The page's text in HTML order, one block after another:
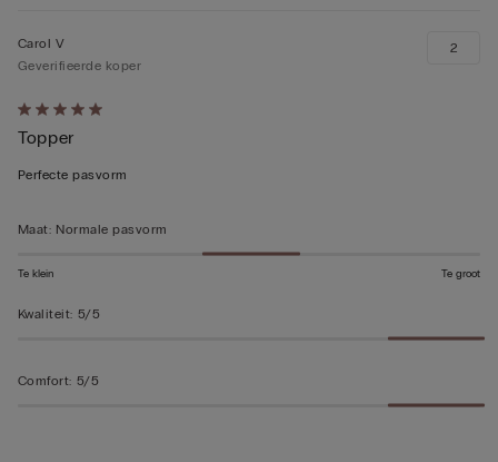
5
op
5
Carol V
Geverifieerde koper
Topper
Perfecte pasvorm
2
Maat: Normale pasvorm
Te klein Te groot
Kwaliteit: 5/5
Comfort: 5/5